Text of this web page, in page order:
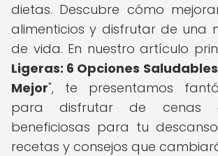
dietas. Descubre cómo
alimenticios y disfrutar de una
de vida. En nuestro artículo
Ligeras: 6 Opciones
Mejor", te presentamos
para disfrutar de cenas
beneficiosas para tu
recetas y consejos que